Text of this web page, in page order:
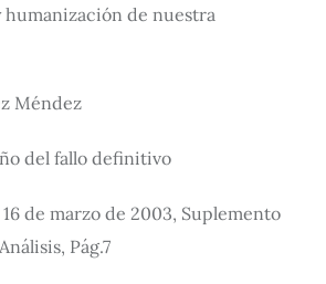
humanización de nuestra
Méndez
del fallo definitivo
de marzo de 2003, Suplemento
Pág.7